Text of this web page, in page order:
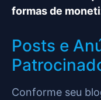
formas de
Posts e
Conforme seu